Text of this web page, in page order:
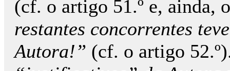
(cf. o artigo 51.º e, ainda,
restantes concorrentes
Autora!” (cf. o artigo